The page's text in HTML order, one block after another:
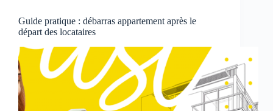
Guide pratique : débarras appartement après le
départ des locataires